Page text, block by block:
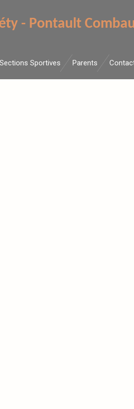
- Pontault
Sections Sportives Parents